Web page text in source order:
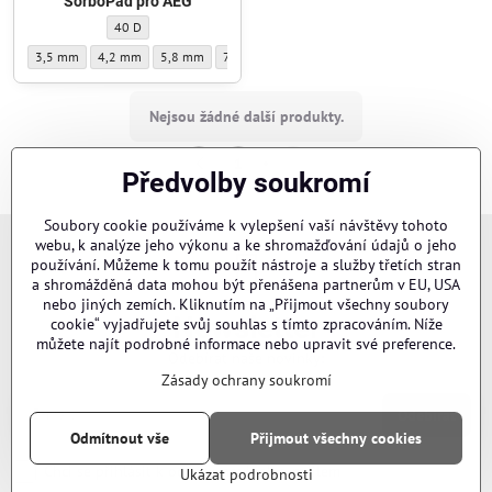
SorboPad pro AEG - Tvrdost:
40 D
SorboPad pro AEG - Tloušťka:
3,5 mm SorboPad pro AEG - Tloušťka:
4,2 mm SorboPad pro AEG - Tloušťka:
5,8 mm SorboPad pro AEG - Tloušťka:
7,4 mm
Nejsou žádné další produkty.
Newsletter
Odebírat naše novinky:
Odebírat
Chci se přihlásit k odběru novinek e-mailem
Předvolby soukromí
Soubory cookie používáme k vylepšení vaší návštěvy tohoto
webu, k analýze jeho výkonu a ke shromažďování údajů o jeho
používání. Můžeme k tomu použít nástroje a služby třetích stran
a shromážděná data mohou být přenášena partnerům v EU, USA
nebo jiných zemích. Kliknutím na „Přijmout všechny soubory
cookie“ vyjadřujete svůj souhlas s tímto zpracováním. Níže
můžete najít podrobné informace nebo upravit své preference.
Zásady ochrany soukromí
Ukázat podrobnosti
Přijmout všechny cookies
Odmítnout vše